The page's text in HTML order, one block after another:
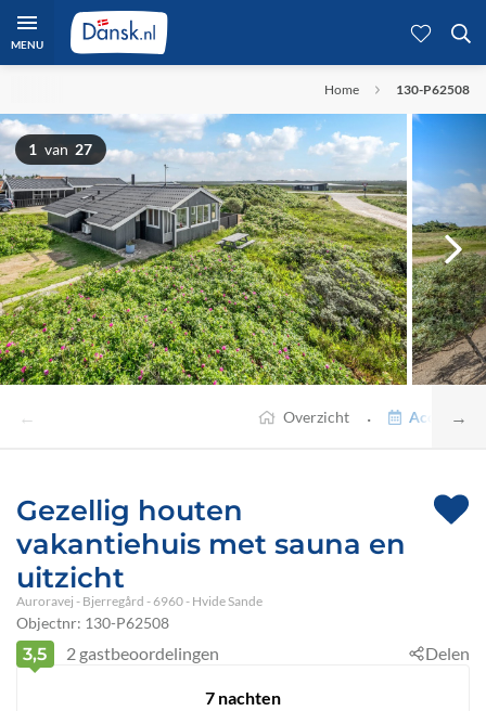
MENU
Home 130-P62508
1 van 27
← →
Overzicht ·
Gezellig houten
vakantiehuis met sauna en
uitzicht
Auroravej - Bjerregård - 6960 - Hvide Sande
Objectnr: 130-P62508
3,5 2gastbeoordelingen Delen
7 nachten